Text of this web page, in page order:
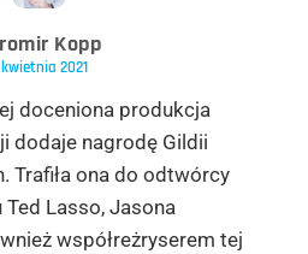
Kopp
2021
doceniona produkcja
dodaje nagrodę Gildii
Trafiła ona do odtwórcy
Lasso, Jasona
współreżryserem tej